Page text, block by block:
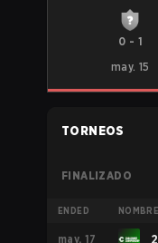
0 - 1
may. 15
TORNEOS
FINALIZADO
ENDED NOMBRE
may. 17